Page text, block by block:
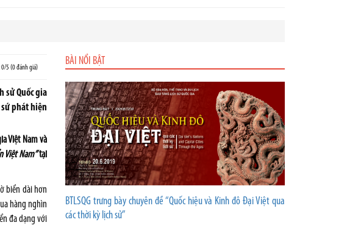
0/5 (0 đánh giá)
sử Quốc gia
sứ phát hiện
Việt Nam và
Việt Nam”tại
biển dài hơn
hàng nghìn
đa dạng với
BÀI NỔI BẬT
BTLSQG trưng bày chuyên đề “Quốc hiệu và Kinh đô Đại Việt qua
các thời kỳ lịch sử”